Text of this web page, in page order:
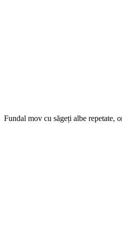
Fundal mov cu săgeți albe repetate,